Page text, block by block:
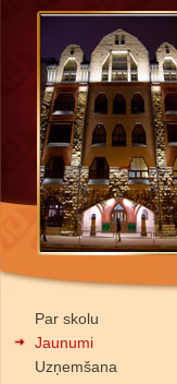
Par skolu
Jaunumi
Uzņemšana